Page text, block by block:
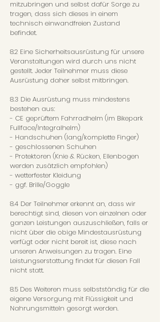
mitzubringen und selbst dafür Sorge zu
tragen, dass sich dieses in einem
technisch einwandfreien Zustand
befindet.
8.2 Eine Sicherheitsausrüstung für unsere
Veranstaltungen wird durch uns nicht
gestellt. Jeder Teilnehmer muss diese
Ausrüstung daher selbst mitbringen.
8.3 Die Ausrüstung muss mindestens
bestehen aus:
- CE geprüftem Fahrradhelm (im Bikepark
Fullface/Integralhelm)
- Handschuhen (lang/komplette Finger)
- geschlossenen Schuhen
- Protektoren (Knie & Rücken, Ellenbogen
werden zusätzlich empfohlen)
- wetterfester Kleidung
- ggf. Brille/Goggle
8.4 Der Teilnehmer erkennt an, dass wir
berechtigt sind, diesen von einzelnen oder
ganzen Leistungen auszuschließen, falls er
nicht über die obige Mindestausrüstung
verfügt oder nicht bereit ist, diese nach
unseren Anweisungen zu tragen. Eine
Leistungserstattung findet für diesen Fall
nicht statt.
8.5 Des Weiteren muss selbstständig für die
eigene Versorgung mit Flüssigkeit und
Nahrungsmitteln gesorgt werden.